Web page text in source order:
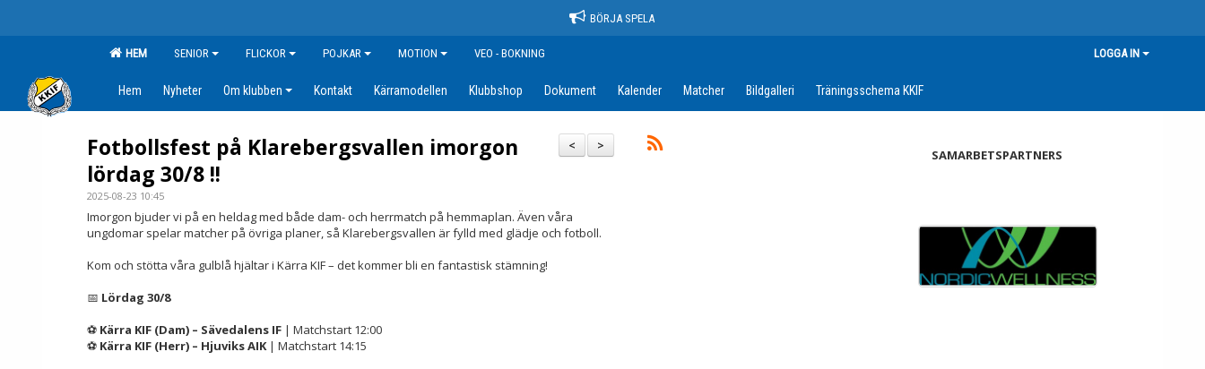
BÖRJA SPELA
HEM SENIOR FLICKOR POJKAR MOTION VEO - BOKNING LOGGA IN
Hem Nyheter Om klubben Kontakt Kärramodellen Klubbshop Dokument Kalender Matcher Bildgalleri Träningsschema KKIF
>
<
Fotbollsfest på Klarebergsvallen imorgon
lördag 30/8 !!
2025-08-23 10:45
Imorgon bjuder vi på en heldag med både dam- och herrmatch på hemmaplan. Även våra
ungdomar spelar matcher på övriga planer, så Klarebergsvallen är fylld med glädje och fotboll.
Kom och stötta våra gulblå hjältar i Kärra KIF – det kommer bli en fantastisk stämning!
📅 Lördag 30/8
⚽ Kärra KIF (Dam) – Sävedalens IF | Matchstart 12:00
⚽ Kärra KIF (Herr) – Hjuviks AIK| Matchstart 14:15
SAMARBETSPARTNERS